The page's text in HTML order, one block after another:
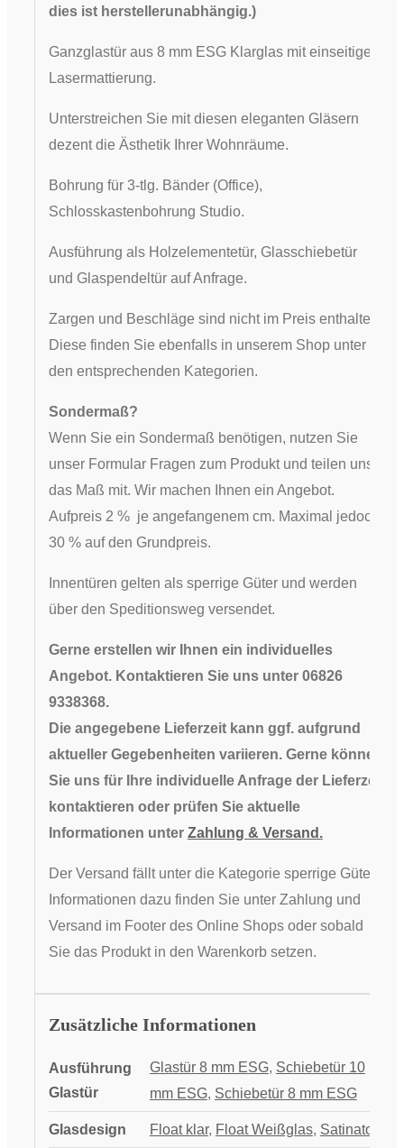
dies ist herstellerunabhängig.)
Ganzglastür aus 8 mm ESG Klarglas mit einseitiger
Lasermattierung.
Unterstreichen Sie mit diesen eleganten Gläsern
dezent die Ästhetik Ihrer Wohnräume.
​Bohrung für 3-tlg. Bänder (Office),
Schlosskastenbohrung Studio.
Ausführung als Holzelementetür, Glasschiebetür
und Glaspendeltür auf Anfrage.
Zargen und Beschläge sind nicht im Preis enthalten.
Diese finden Sie ebenfalls in unserem Shop unter
den entsprechenden Kategorien.
Sondermaß?
Wenn Sie ein Sondermaß benötigen, nutzen Sie
unser Formular Fragen zum Produkt und teilen uns
das Maß mit. Wir machen Ihnen ein Angebot.
Aufpreis 2 % je angefangenem cm. Maximal jedoch
30 % auf den Grundpreis.
Innentüren gelten als sperrige Güter und werden
über den Speditionsweg versendet.
Gerne erstellen wir Ihnen ein individuelles
Angebot. Kontaktieren Sie uns unter 06826
9338368.
Die angegebene Lieferzeit kann ggf. aufgrund
aktueller Gegebenheiten variieren. Gerne können
Sie uns für Ihre individuelle Anfrage der Lieferzeit
kontaktieren oder prüfen Sie aktuelle
Informationen unter Zahlung & Versand.
Der Versand fällt unter die Kategorie sperrige Güter,
Informationen dazu finden Sie unter Zahlung und
Versand im Footer des Online Shops oder sobald
Sie das Produkt in den Warenkorb setzen.
Zusätzliche Informationen
Ausführung
Glastür
Glastür 8 mm ESG, Schiebetür 10
mm ESG, Schiebetür 8 mm ESG
Glasdesign Float klar, Float Weißglas, Satinato